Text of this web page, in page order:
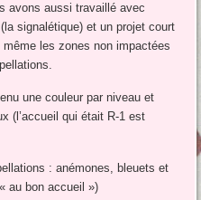
avons aussi travaillé avec
signalétique) et un projet court
les zones non impactées
une couleur par niveau et
(l’accueil qui était R-1 est
: anémones, bleuets et
au bon accueil »)